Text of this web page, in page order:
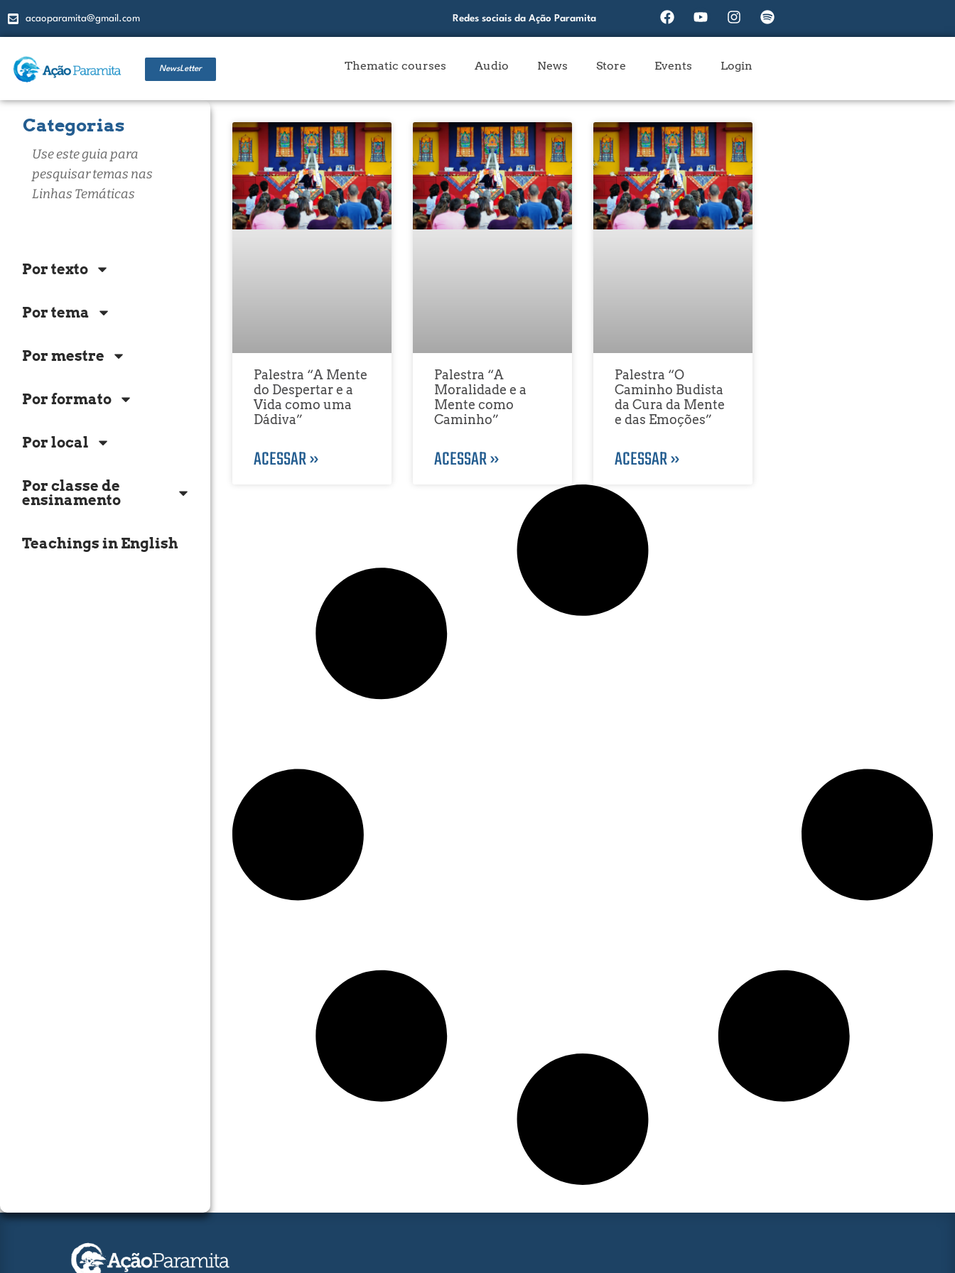
acaoparamita@gmail.com Redes sociais da Ação Paramita
NewsLetter Thematic courses Audio News Store Events Login
Categorias
Use este guia para
pesquisar temas nas
Linhas Temáticas
Por texto
Por tema
Por mestre
Por formato
Por local
Por classe de
ensinamento
Teachings in English
Palestra “A Mente
do Despertar e a
Vida como uma
Dádiva”
ACESSAR »
Palestra “A
Moralidade e a
Mente como
Caminho”
ACESSAR »
Palestra “O
Caminho Budista
da Cura da Mente
e das Emoções”
ACESSAR »